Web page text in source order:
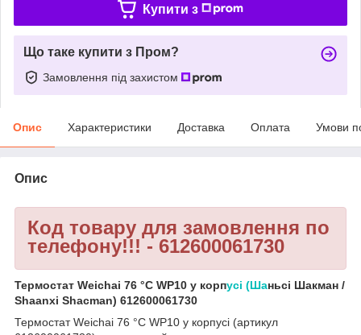
Купити з
Що таке купити з Пром?
Замовлення під захистом
Опис Характеристики Доставка Оплата Умови
Опис
Код товару для замовлення по
телефону!!! - 612600061730
Термостат Weichai 76 °C WP10 у корпусі (Шаньсі Шакман /
Shaanxi Shacman) 612600061730
Термостат Weichai 76 °C WP10 у корпусі (артикул